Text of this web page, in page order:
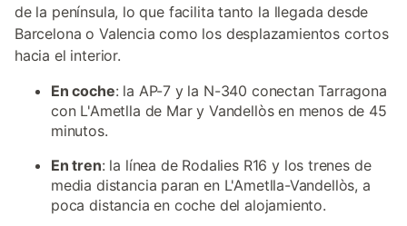
de la península, lo que facilita tanto la llegada desde
Barcelona o Valencia como los desplazamientos cortos
hacia el interior.
En coche: la AP-7 y la N-340 conectan Tarragona
con L'Ametlla de Mar y Vandellòs en menos de 45
minutos.
En tren: la línea de Rodalies R16 y los trenes de
media distancia paran en L'Ametlla-Vandellòs, a
poca distancia en coche del alojamiento.